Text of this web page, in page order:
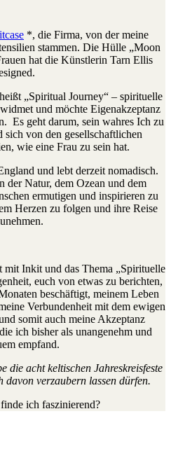
*, die Firma, von der meine
stammen. Die Hülle „Moon
hat die Künstlerin Tarn Ellis
„Spiritual Journey“ – spirituelle
und möchte Eigenakzeptanz
Es geht darum, sein wahres Ich zu
sich von den gesellschaftlichen
wie eine Frau zu sein hat.
und lebt derzeit nomadisch.
der Natur, dem Ozean und dem
ermutigen und inspirieren zu
Herzen zu folgen und ihre Reise
mit Inkit und das Thema „Spirituelle
euch von etwas zu berichten,
beschäftigt, meinem Leben
Verbundenheit mit dem ewigen
somit auch meine Akzeptanz
ich bisher als unangenehm und
empfand.
die acht keltischen Jahreskreisfeste
davon verzaubern lassen dürfen.
ich faszinierend?